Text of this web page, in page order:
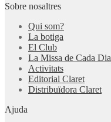
Sobre nosaltres
Qui som?
La botiga
El Club
La Missa de Cada Dia
Activitats
Editorial Claret
Distribuïdora Claret
Ajuda